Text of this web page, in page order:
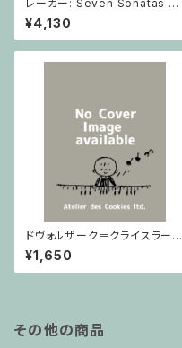
レーガー: Seven Sonatas o
p. 91 Heft 2 / ヴァイオリン
¥4,130
ドヴォルザーク＝クライスラー：
スラヴ幻想曲 ロ短調 from Op.
55-4, Op.75 / ヴァイオリンと
ピアノ
¥1,650
その他の商品